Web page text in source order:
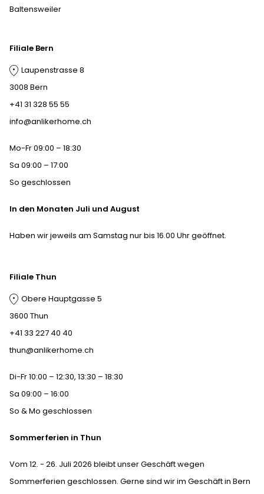
Baltensweiler
Filiale Bern
Laupenstrasse 8
3008 Bern
+41 31 328 55 55
info@anlikerhome.ch
Mo-Fr 09:00 – 18:30
Sa 09:00 – 17:00
So geschlossen
In den Monaten Juli und August
Haben wir jeweils am Samstag nur bis 16.00 Uhr geöffnet.
Filiale Thun
Obere Hauptgasse 5
3600 Thun
+41 33 227 40 40
thun@anlikerhome.ch
Di-Fr 10:00 – 12:30, 13:30 – 18:30
Sa 09:00 – 16:00
So & Mo geschlossen
Sommerferien in Thun
Vom 12. - 26. Juli 2026 bleibt unser Geschäft wegen
Sommerferien geschlossen. Gerne sind wir im Geschäft in Bern